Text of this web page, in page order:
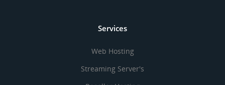
Services
Web Hosting
Streaming Server's